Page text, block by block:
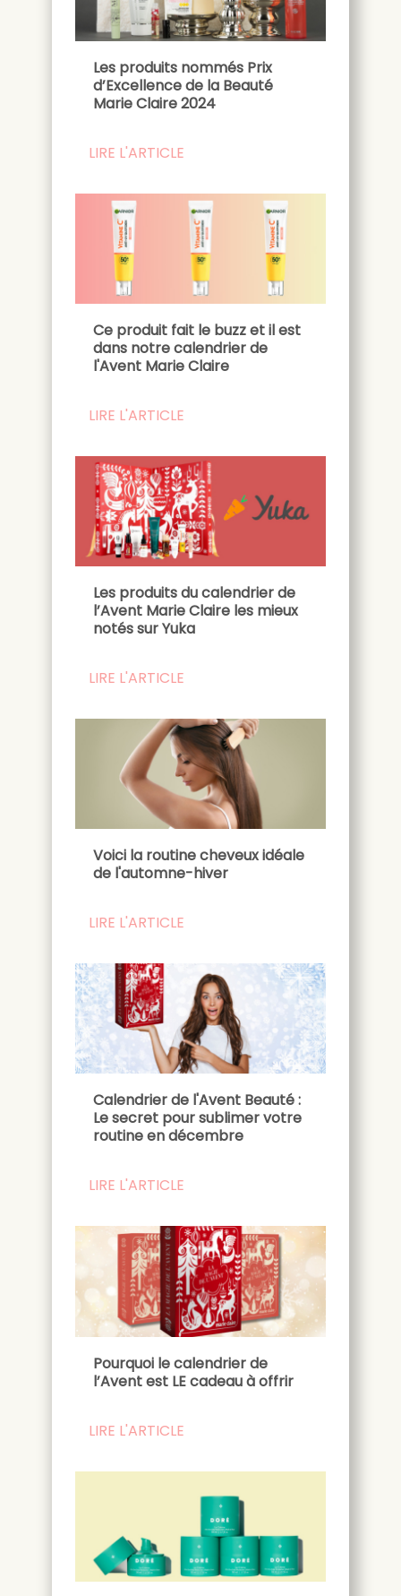
Les produits nommés Prix
d’Excellence de la Beauté
Marie Claire 2024
LIRE L'ARTICLE
Ce produit fait le buzz et il est
dans notre calendrier de
l'Avent Marie Claire
LIRE L'ARTICLE
Les produits du calendrier de
l’Avent Marie Claire les mieux
notés sur Yuka
LIRE L'ARTICLE
Voici la routine cheveux idéale
de l'automne-hiver
LIRE L'ARTICLE
Calendrier de l'Avent Beauté :
Le secret pour sublimer votre
routine en décembre
LIRE L'ARTICLE
Pourquoi le calendrier de
l’Avent est LE cadeau à offrir
LIRE L'ARTICLE